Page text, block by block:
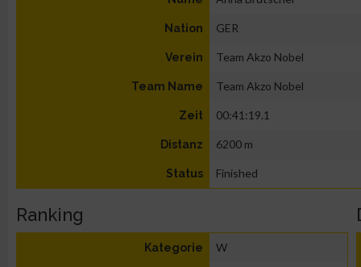
Nation GER
Verein Team Akzo Nobel
Team Name Team Akzo Nobel
Zeit 00:41:19.1
Distanz 6200 m
Status Finished
Ranking
Kategorie W